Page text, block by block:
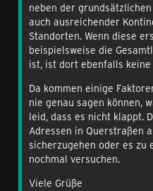
neben der
auch ausreichender
Standorten. Wenn diese
beispielsweise die
ist, ist dort ebenfalls
Da kommen einige
nie genau sagen können,
leid, dass es nicht klappt.
Adressen in Querstraßen
sicherzugehen oder es zu
nochmal versuchen.
Viele Grüße